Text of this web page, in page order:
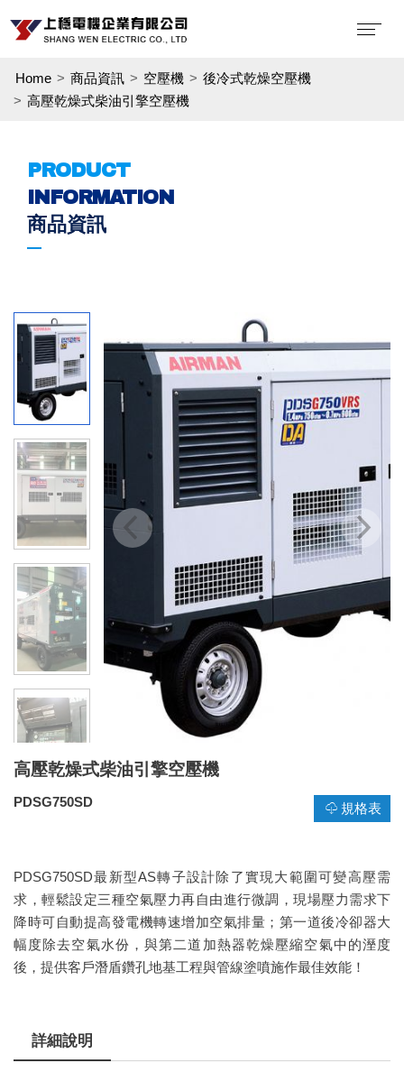
Home 商品資訊 空壓機
後冷式乾燥空壓機
高壓乾燥式柴油引擎空壓機
PRODUCT
INFORMATION
商品資訊
高壓乾燥式柴油引擎空壓機
PDSG750SD 規格表
PDSG750SD最新型AS轉子設計除了實現大範圍可變高壓需
求，輕鬆設定三種空氣壓力再自由進行微調，現場壓力需求下
降時可自動提高發電機轉速增加空氣排量；第一道後冷卻器大
幅度除去空氣水份，與第二道加熱器乾燥壓縮空氣中的溼度
後，提供客戶潛盾鑽孔地基工程與管線塗噴施作最佳效能！
詳細說明